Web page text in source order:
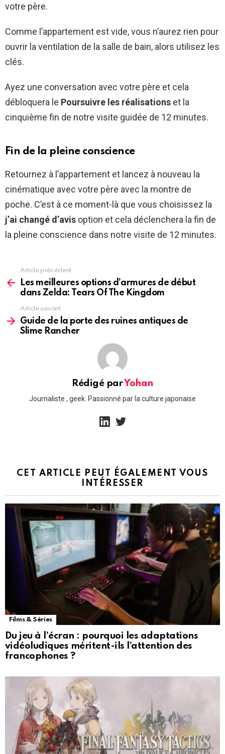
votre père.
Comme l’appartement est vide, vous n’aurez rien pour
ouvrir la ventilation de la salle de bain, alors utilisez les
clés.
Ayez une conversation avec votre père et cela
débloquera le Poursuivre les réalisations et la
cinquième fin de notre visite guidée de 12 minutes.
Fin de la pleine conscience
Retournez à l’appartement et lancez à nouveau la
cinématique avec votre père avec la montre de
poche. C’est à ce moment-là que vous choisissez la
j’ai changé d’avis option et cela déclenchera la fin de
la pleine conscience dans notre visite de 12 minutes.
more
Article précédent
Les meilleures options d’armures de début
dans Zelda: Tears Of The Kingdom
Article suivant
Guide de la porte des ruines antiques de
Slime Rancher
Rédigé parYohan
Journaliste , geek. Passionné par la culture japonaise
linkedin
CET ARTICLE PEUT ÉGALEMENT VOUS
INTÉRESSER
Films & Séries
Du jeu à l’écran : pourquoi les adaptations
vidéoludiques méritent-ils l’attention des
francophones ?